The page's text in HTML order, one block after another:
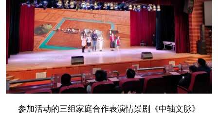
参加活动的三组家庭合作表演情景剧《中轴文脉》